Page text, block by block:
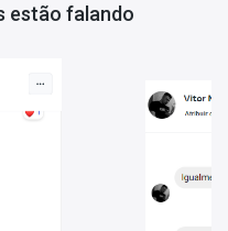
elaboradas pela
de questões, você estará
maior recorrência nas
para áreas de maior
você também terá a
por matéria e tópico,
estão falando